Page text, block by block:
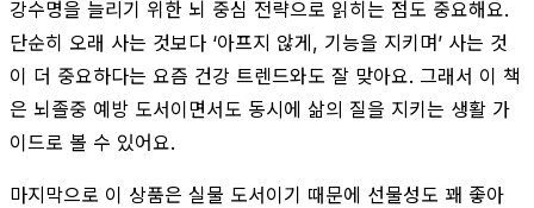
강수명을 늘리기 위한 뇌 중심 전략으로 읽히는 점도 중요해요.
단순히 오래 사는 것보다 ‘아프지 않게, 기능을 지키며’ 사는 것
이 더 중요하다는 요즘 건강 트렌드와도 잘 맞아요. 그래서 이 책
은 뇌졸중 예방 도서이면서도 동시에 삶의 질을 지키는 생활 가
이드로 볼 수 있어요.
마지막으로 이 상품은 실물 도서이기 때문에 선물성도 꽤 좋아